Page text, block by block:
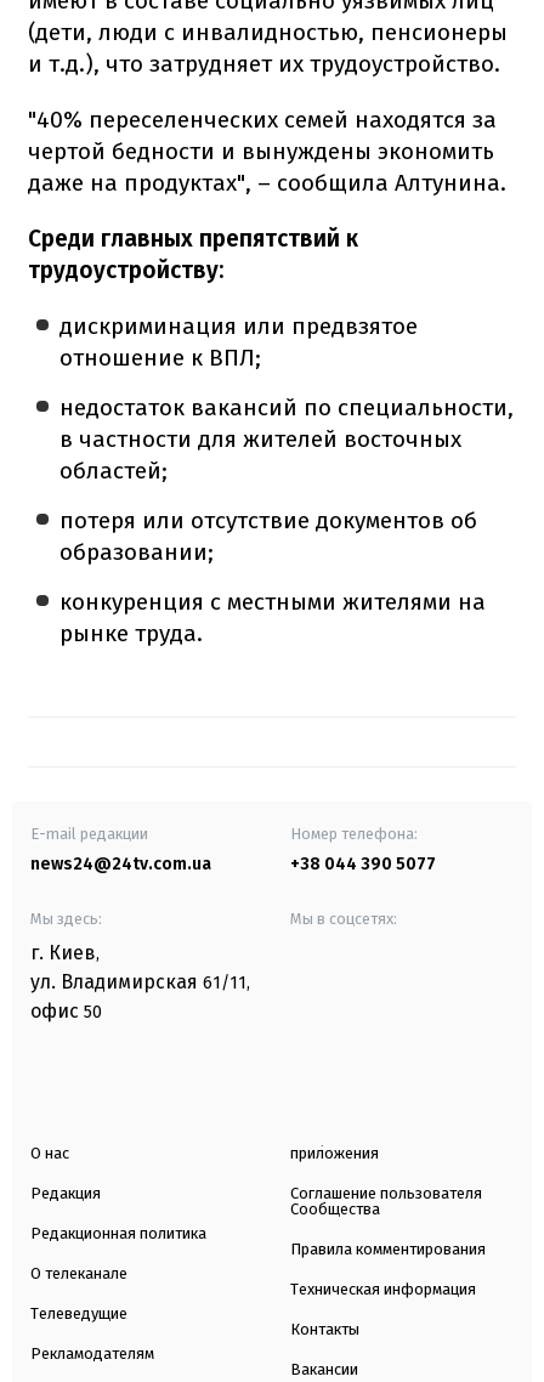
(дети, люди с инвалидностью, пенсионеры
и т.д.), что затрудняет их трудоустройство.
"40% переселенческих семей находятся за
чертой бедности и вынуждены экономить
даже на продуктах", – сообщила Алтунина.
Среди главных препятствий к
трудоустройству:
дискриминация или предвзятое
отношение к ВПЛ;
недостаток вакансий по специальности,
в частности для жителей восточных
областей;
потеря или отсутствие документов об
образовании;
конкуренция с местными жителями на
рынке труда.
E-mail редакции
news24@24tv.com.ua
Номер телефона:
+38 044 390 5077
Мы здесь:
г. Киев,
ул. Владимирская 61/11,
офис 50
Мы в соцсетях:
О нас
Редакция
Редакционная политика
О телеканале
Телеведущие
Рекламодателям
приложения
Соглашение пользователя
Сообщества
Правила комментирования
Техническая информация
Контакты
Вакансии